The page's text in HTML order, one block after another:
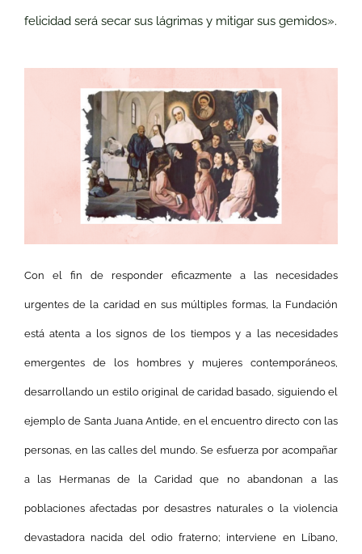
felicidad será secar sus lágrimas y mitigar sus gemidos».
Con el fin de responder eficazmente a las necesidades
urgentes de la caridad en sus múltiples formas, la Fundación
está atenta a los signos de los tiempos y a las necesidades
emergentes de los hombres y mujeres contemporáneos,
desarrollando un estilo original de caridad basado, siguiendo el
ejemplo de Santa Juana Antide, en el encuentro directo con las
personas, en las calles del mundo. Se esfuerza por acompañar
a las Hermanas de la Caridad que no abandonan a las
poblaciones afectadas por desastres naturales o la violencia
devastadora nacida del odio fraterno; interviene en Líbano,